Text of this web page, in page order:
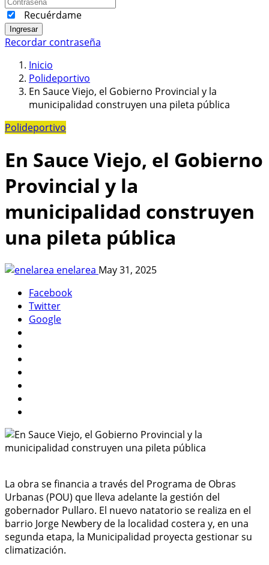
Recuérdame
Ingresar
Recordar contraseña
Inicio
Polideportivo
En Sauce Viejo, el Gobierno Provincial y la
municipalidad construyen una pileta pública
Polideportivo
En Sauce Viejo, el Gobierno
Provincial y la
municipalidad construyen
una pileta pública
enelarea May 31, 2025
Facebook
Twitter
Google
La obra se financia a través del Programa de Obras
Urbanas (POU) que lleva adelante la gestión del
gobernador Pullaro. El nuevo natatorio se realiza en el
barrio Jorge Newbery de la localidad costera y, en una
segunda etapa, la Municipalidad proyecta gestionar su
climatización.